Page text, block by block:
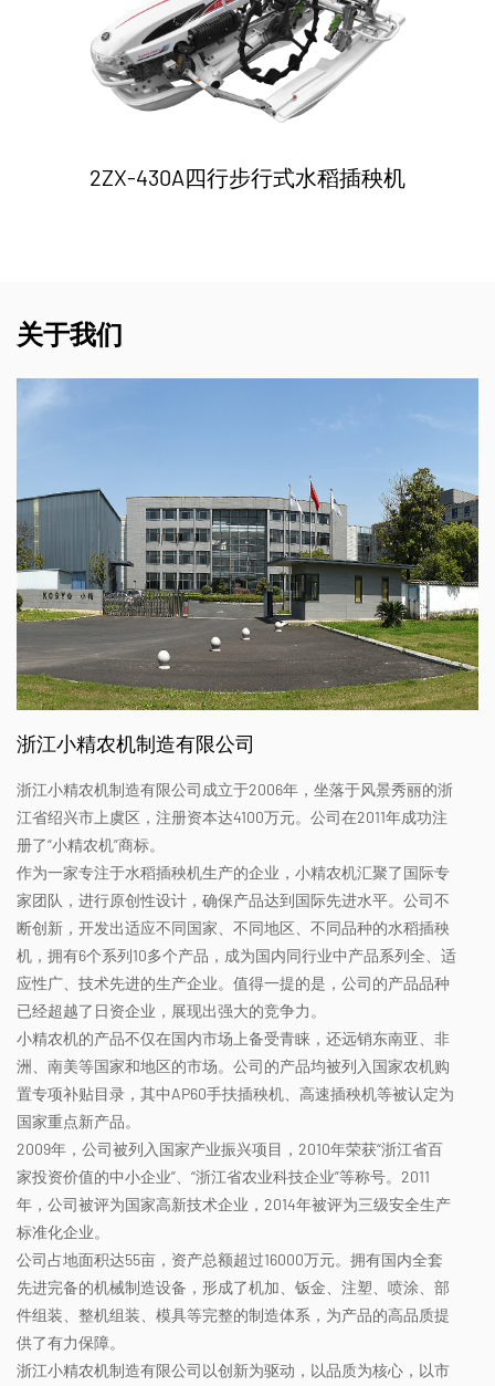
2ZX-430A四行步行式水稻插秧机
关于我们
浙江小精农机制造有限公司
浙江小精农机制造有限公司成立于2006年，坐落于风景秀丽的浙
江省绍兴市上虞区，注册资本达4100万元。公司在2011年成功注
册了“小精农机”商标。
作为一家专注于水稻插秧机生产的企业，小精农机汇聚了国际专
家团队，进行原创性设计，确保产品达到国际先进水平。公司不
断创新，开发出适应不同国家、不同地区、不同品种的水稻插秧
机，拥有6个系列10多个产品，成为国内同行业中产品系列全、适
应性广、技术先进的生产企业。值得一提的是，公司的产品品种
已经超越了日资企业，展现出强大的竞争力。
小精农机的产品不仅在国内市场上备受青睐，还远销东南亚、非
洲、南美等国家和地区的市场。公司的产品均被列入国家农机购
置专项补贴目录，其中AP60手扶插秧机、高速插秧机等被认定为
国家重点新产品。
2009年，公司被列入国家产业振兴项目，2010年荣获“浙江省百
家投资价值的中小企业”、“浙江省农业科技企业”等称号。2011
年，公司被评为国家高新技术企业，2014年被评为三级安全生产
标准化企业。
公司占地面积达55亩，资产总额超过16000万元。拥有国内全套
先进完备的机械制造设备，形成了机加、钣金、注塑、喷涂、部
件组装、整机组装、模具等完整的制造体系，为产品的高品质提
供了有力保障。
浙江小精农机制造有限公司以创新为驱动，以品质为核心，以市